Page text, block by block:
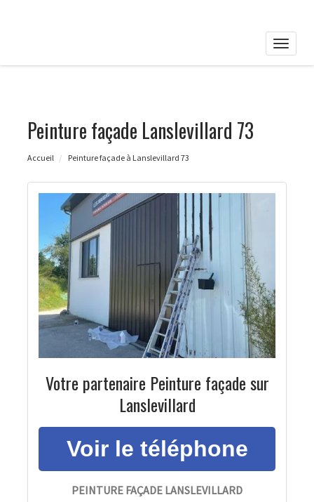
Toggle
Peinture façade Lanslevillard 73
Accueil Peinture façade à Lanslevillard 73
Votre partenaire Peinture façade sur
Lanslevillard
PEINTURE FAÇADE LANSLEVILLARD